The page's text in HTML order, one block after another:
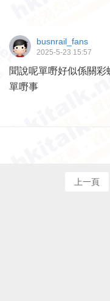
busnrail_fans
2025-5-23 15:57
聞說呢單嘢好似係關
單嘢事
上一頁